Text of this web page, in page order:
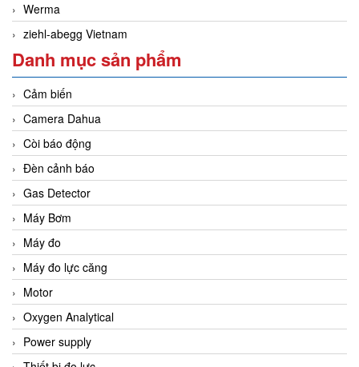
Werma
ziehl-abegg Vietnam
Danh mục sản phẩm
Cảm biến
Camera Dahua
Còi báo động
Đèn cảnh báo
Gas Detector
Máy Bơm
Máy đo
Máy đo lực căng
Motor
Oxygen Analytical
Power supply